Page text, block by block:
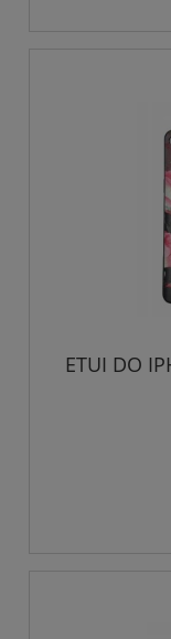
ETUI DO